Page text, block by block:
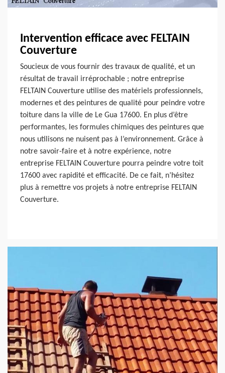
Intervention efficace avec FELTAIN
Couverture
Soucieux de vous fournir des travaux de qualité, et un
résultat de travail irréprochable ; notre entreprise
FELTAIN Couverture utilise des matériels professionnels,
modernes et des peintures de qualité pour peindre votre
toiture dans la ville de Le Gua 17600. En plus d’être
performantes, les formules chimiques des peintures que
nous utilisons ne nuisent pas à l’environnement. Grâce à
notre savoir-faire et à notre expérience, notre
entreprise FELTAIN Couverture pourra peindre votre toit
17600 avec rapidité et efficacité. De ce fait, n’hésitez
plus à remettre vos projets à notre entreprise FELTAIN
Couverture.